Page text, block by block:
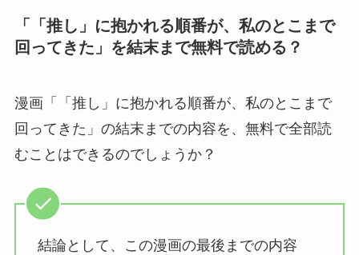
「「推し」に抱かれる順番が、私のとこまで
回ってきた」を結末まで無料で読める？
漫画「「推し」に抱かれる順番が、私のとこまで
回ってきた」の結末までの内容を、無料で全部読
むことはできるのでしょうか？
結論として、この漫画の最後までの内容